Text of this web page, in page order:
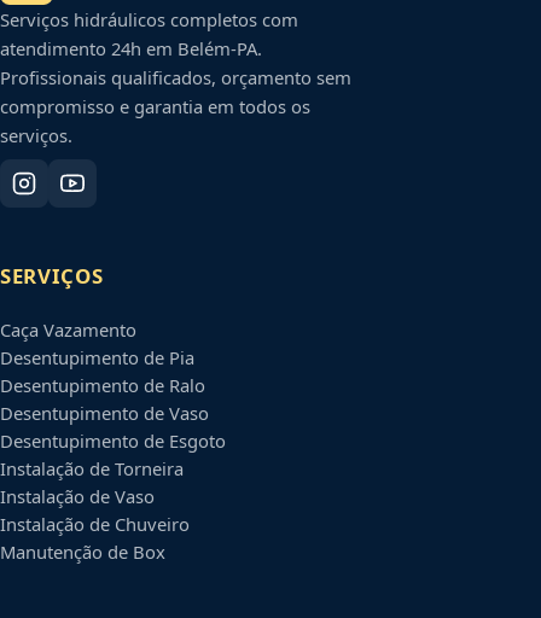
Serviços hidráulicos completos com
atendimento 24h em Belém-PA.
Profissionais qualificados, orçamento sem
compromisso e garantia em todos os
serviços.
SERVIÇOS
Caça Vazamento
Desentupimento de Pia
Desentupimento de Ralo
Desentupimento de Vaso
Desentupimento de Esgoto
Instalação de Torneira
Instalação de Vaso
Instalação de Chuveiro
Manutenção de Box